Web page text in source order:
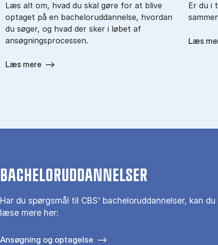
Læs alt om, hvad du skal gøre for at blive
optaget på en bacheloruddannelse, hvordan
du søger, og hvad der sker i løbet af
ansøgningsprocessen.
Læs mere
Er du i
Læs
BACHELORUDDANNELSER
Har du spørgsmål til CBS' bacheloruddannelser, kan du
læse mere her:
Ansøgning og optagelse